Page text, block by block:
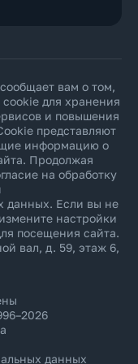
вам о том,
cookie для хранения
и повышения
представляют
информацию о
Продолжая
на обработку
данных. Если вы не
настройки
посещения сайта.
вал, д. 59, этаж 6,
данных